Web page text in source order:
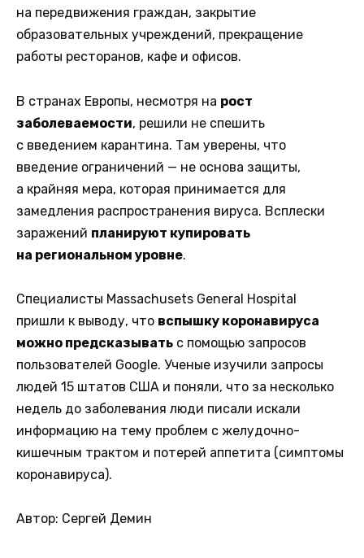
на передвижения граждан, закрытие
образовательных учреждений, прекращение
работы ресторанов, кафе и офисов.
В странах Европы, несмотря на рост
заболеваемости, решили не спешить
с введением карантина. Там уверены, что
введение ограничений — не основа защиты,
а крайняя мера, которая принимается для
замедления распространения вируса. Всплески
заражений планируют купировать
на региональном уровне.
Специалисты Massachusets General Hospital
пришли к выводу, что вспышку коронавируса
можно предсказывать с помощью запросов
пользователей Google. Ученые изучили запросы
людей 15 штатов США и поняли, что за несколько
недель до заболевания люди писали искали
информацию на тему проблем с желудочно-
кишечным трактом и потерей аппетита (симптомы
коронавируса).
Автор: Сергей Демин